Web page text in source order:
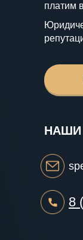
платим
НАШИ
8